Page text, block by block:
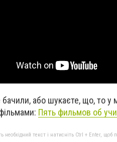
або шукаєте, що, то у
Пять фильмов об
текст і натисніть Ctrl + Enter, щоб